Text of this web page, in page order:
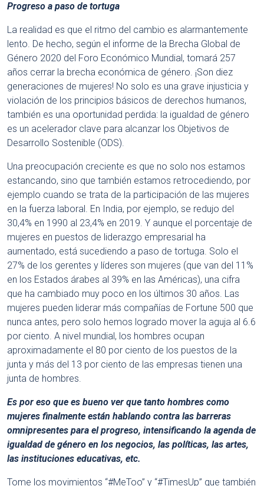
Progreso a paso de tortuga
La realidad es que el ritmo del cambio es alarmantemente
lento. De hecho, según el informe de la Brecha Global de
Género 2020 del Foro Económico Mundial, tomará 257
años cerrar la brecha económica de género. ¡Son diez
generaciones de mujeres! No solo es una grave injusticia y
violación de los principios básicos de derechos humanos,
también es una oportunidad perdida: la igualdad de género
es un acelerador clave para alcanzar los Objetivos de
Desarrollo Sostenible (ODS).
Una preocupación creciente es que no solo nos estamos
estancando, sino que también estamos retrocediendo, por
ejemplo cuando se trata de la participación de las mujeres
en la fuerza laboral. En India, por ejemplo, se redujo del
30,4% en 1990 al 23,4% en 2019. Y aunque el porcentaje de
mujeres en puestos de liderazgo empresarial ha
aumentado, está sucediendo a paso de tortuga. Solo el
27% de los gerentes y líderes son mujeres (que van del 11%
en los Estados árabes al 39% en las Américas), una cifra
que ha cambiado muy poco en los últimos 30 años. Las
mujeres pueden liderar más compañías de Fortune 500 que
nunca antes, pero solo hemos logrado mover la aguja al 6.6
por ciento. A nivel mundial, los hombres ocupan
aproximadamente el 80 por ciento de los puestos de la
junta y más del 13 por ciento de las empresas tienen una
junta de hombres.
Es por eso que es bueno ver que tanto hombres como
mujeres finalmente están hablando contra las barreras
omnipresentes para el progreso, intensificando la agenda de
igualdad de género en los negocios, las políticas, las artes,
las instituciones educativas, etc.
Tome los movimientos “#MeToo” y “#TimesUp” que también